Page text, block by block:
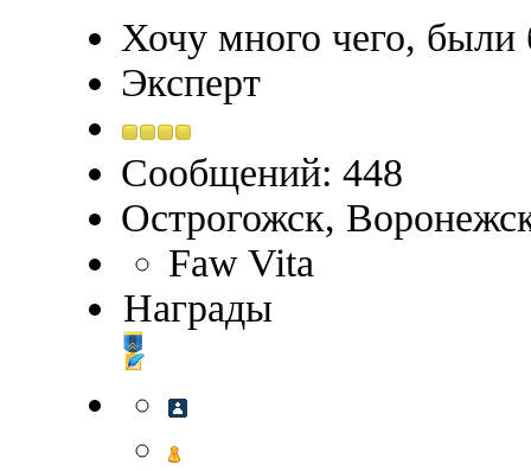
Хочу много чего, были
Эксперт
Сообщений: 448
Острогожск,
Faw Vita
Награды